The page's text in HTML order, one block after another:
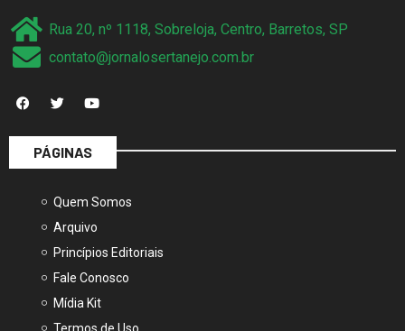
Rua 20, nº 1118, Sobreloja, Centro, Barretos, SP
contato@jornalosertanejo.com.br
PÁGINAS
Quem Somos
Arquivo
Princípios Editoriais
Fale Conosco
Mídia Kit